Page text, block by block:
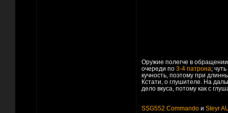
Оружие полегче в
очереди по 3-4 патрона;
кучность, поэтому при
Кстати, о глушителе. На
дело вкуса, потому как с
SSG552 Commando и Steyr